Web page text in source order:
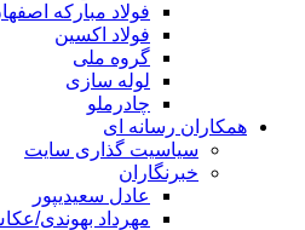
فولاد مبارکه
فولاد اکسین
گروه ملی
لوله سازی
چادرملو
همکاران رسانه ای
سیاسیت گذاری سایت
خبرنگاران
عادل سعیدیپور
مهرداد بهوندی/